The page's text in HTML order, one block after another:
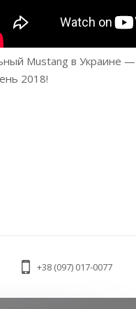
Mustang в Украине —
2018!
+38 (097) 017-0077